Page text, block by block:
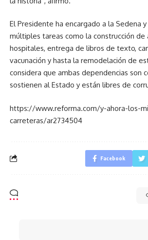
El Presidente ha encargado a la Sedena
múltiples tareas como la construcción de
hospitales, entrega de libros de texto,
vacunación y hasta la remodelación de
considera que ambas dependencias son
sostienen al Estado y están libres de
https://www.reforma.com/y-ahora-los-
carreteras/ar2734504
Facebook